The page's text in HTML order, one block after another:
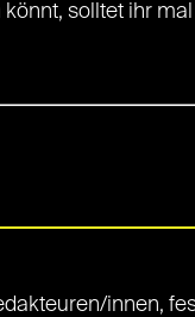
solltet ihr
innen,